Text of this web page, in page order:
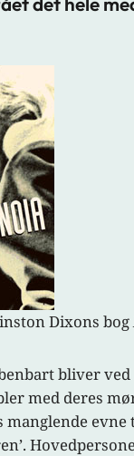
Dixons bog
bliver ved
med deres
manglende